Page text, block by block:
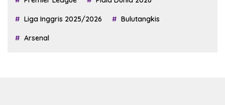
Liga Inggris 2025/2026 Bulutangkis
Arsenal